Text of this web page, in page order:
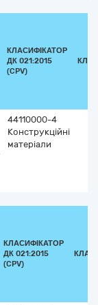
КЛАСИФІКАТОР
ДК 021:2015
(CPV)
44110000-4
Конструкційні
матеріали
КЛАСИФІКАТОР
ДК 021:2015
(CPV)